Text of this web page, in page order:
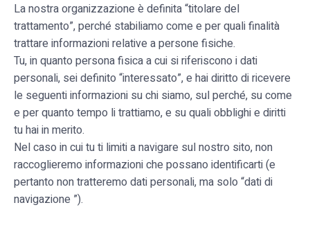
La nostra organizzazione è definita “titolare del
trattamento”, perché stabiliamo come e per quali finalità
trattare informazioni relative a persone fisiche.
Tu, in quanto persona fisica a cui si riferiscono i dati
personali, sei definito “interessato”, e hai diritto di ricevere
le seguenti informazioni su chi siamo, sul perché, su come
e per quanto tempo li trattiamo, e su quali obblighi e diritti
tu hai in merito.
Nel caso in cui tu ti limiti a navigare sul nostro sito, non
raccoglieremo informazioni che possano identificarti (e
pertanto non tratteremo dati personali, ma solo “dati di
navigazione ”).